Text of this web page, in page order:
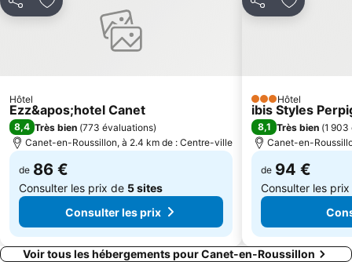
Le Lydia
Port de Port Vendres
Maison de Salvador Dali
PartagerAjouter à mes favoris
Hôtel
Ezz&apos;hotel Canet
8,4 Très bien (773 évaluations)
Canet-en-Roussillon, à 2.4 km de : Centre-ville
de 86 €
Consulter les prix de 5 sites
Consulter les prix
PartagerAjouter à
3 Étoiles
Hôtel
ibis Styles
8,1 Très bien (1 903
Canet-en-
de 94 €
Consulter les
Voir tous les hébergements pour Canet-en-Roussillon